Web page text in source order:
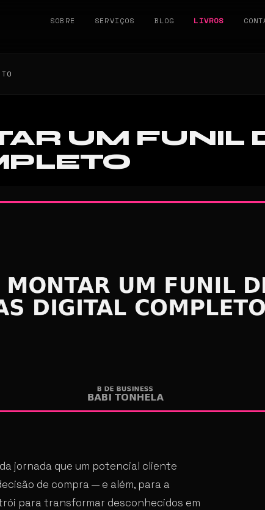
SOBRE SERVIÇOS BLOG LIVROS
UM FUNIL
jornada que um potencial cliente
de compra — e além, para a
para transformar desconhecidos em